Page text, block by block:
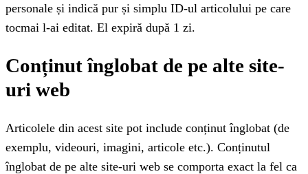
personale și indică pur și simplu ID-ul articolului pe care
tocmai l-ai editat. El expiră după 1 zi.
Conținut înglobat de pe alte site-
uri web
Articolele din acest site pot include conținut înglobat (de
exemplu, videouri, imagini, articole etc.). Conținutul
înglobat de pe alte site-uri web se comporta exact la fel ca